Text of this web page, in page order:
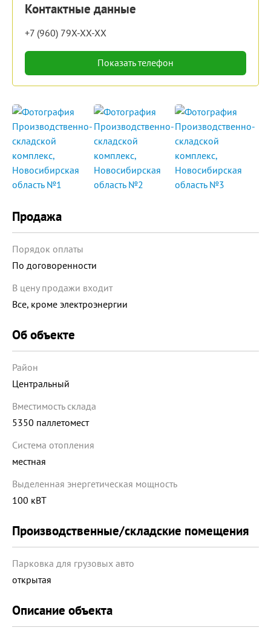
Контактные данные
+7 (960) 79X-XX-XX
Показать телефон
Продажа
Порядок оплаты
По договоренности
В цену продажи входит
Все, кроме электроэнергии
Об объекте
Район
Центральный
Вместимость склада
5350 паллетомест
Система отопления
местная
Выделенная энергетическая мощность
100 кВТ
Производственные/складские помещения
Парковка для грузовых авто
открытая
Описание объекта